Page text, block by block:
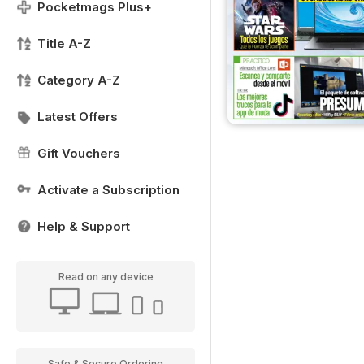
Pocketmags Plus+
Title A-Z
Category A-Z
Latest Offers
Gift Vouchers
Activate a Subscription
Help & Support
Read on any device